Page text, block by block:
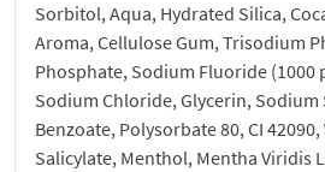
Sorbitol, Aqua, Hydrated Silica,
Aroma, Cellulose Gum, Trisodium
Phosphate, Sodium Fluoride (1000
Sodium Chloride, Glycerin,
Benzoate, Polysorbate 80, CI
Salicylate, Menthol, Mentha Viridis